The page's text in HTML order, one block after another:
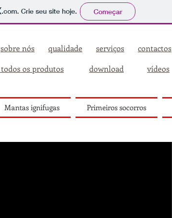
.com. Crie seu site hoje. Começar
sobre nós qualidade serviços
contactos
todos os produtos
download vídeos
Mantas ignifugas Primeiros socorros